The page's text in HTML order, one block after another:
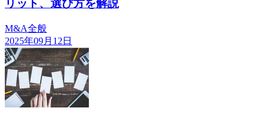
リット、選び方を解説
M&A全般
2025年09月12日